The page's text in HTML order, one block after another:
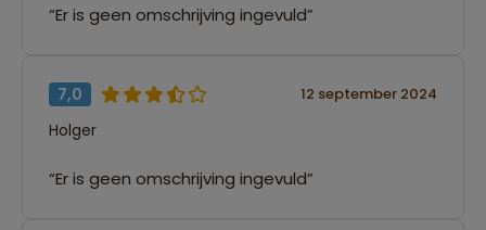
“Er is geen omschrijving ingevuld”
7,0 12 september 2024
Holger
“Er is geen omschrijving ingevuld”